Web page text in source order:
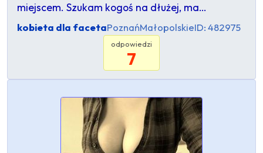
miejscem. Szukam kogoś na dłużej, ma…
kobieta dla facetaPoznańMałopolskieID: 482975
odpowiedzi
7